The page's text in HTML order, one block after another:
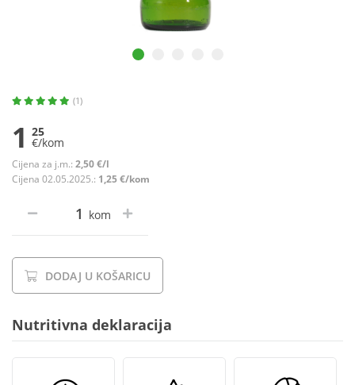
(1)
1 25
€/kom
Cijena za j.m.: 2,50 €/l
Cijena 02.05.2025.: 1,25 €/kom
kom
DODAJ U KOŠARICU
Nutritivna deklaracija